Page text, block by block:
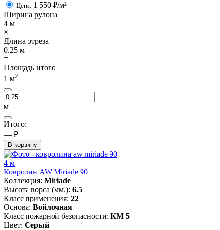
Цена: 1 550 ₽/м²
Ширина рулона
4 м
×
Длина отреза
0.25 м
=
Площадь итого
1 м2
м
Итого:
— ₽
В корзину
4 м
Ковролин AW Miriade 90
Коллекция: Miriade
Высота ворса (мм.): 6.5
Класс применения: 22
Основа: Войлочная
Класс пожарной безопасности: КМ 5
Цвет: Серый